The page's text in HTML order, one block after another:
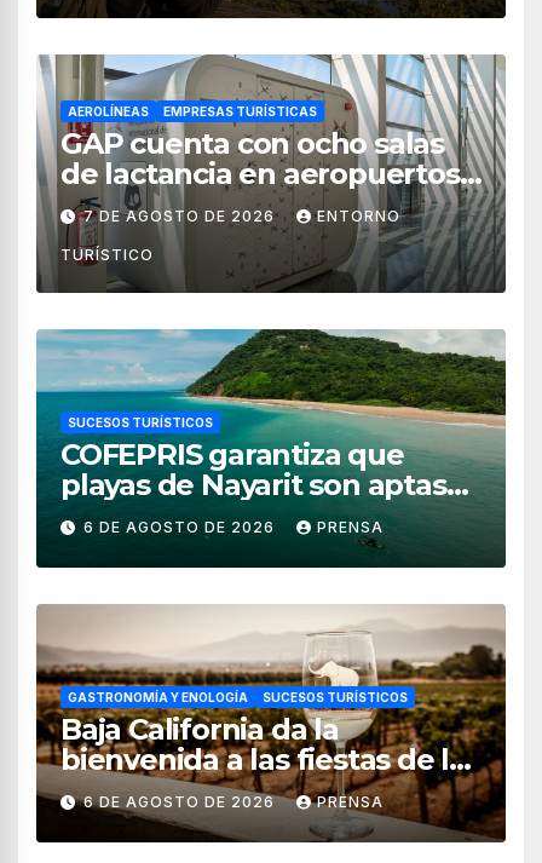
AEROLÍNEAS EMPRESAS TURÍSTICAS
GAP cuenta con ocho salas
de lactancia en aeropuertos
de México
7 DE AGOSTO DE 2026 ENTORNO
TURÍSTICO
SUCESOS TURÍSTICOS
COFEPRIS garantiza que
playas de Nayarit son aptas
para uso recreativo
6 DE AGOSTO DE 2026 PRENSA
GASTRONOMÍA Y ENOLOGÍA SUCESOS TURÍSTICOS
Baja California da la
bienvenida a las fiestas de la
vendimia 2026
6 DE AGOSTO DE 2026 PRENSA